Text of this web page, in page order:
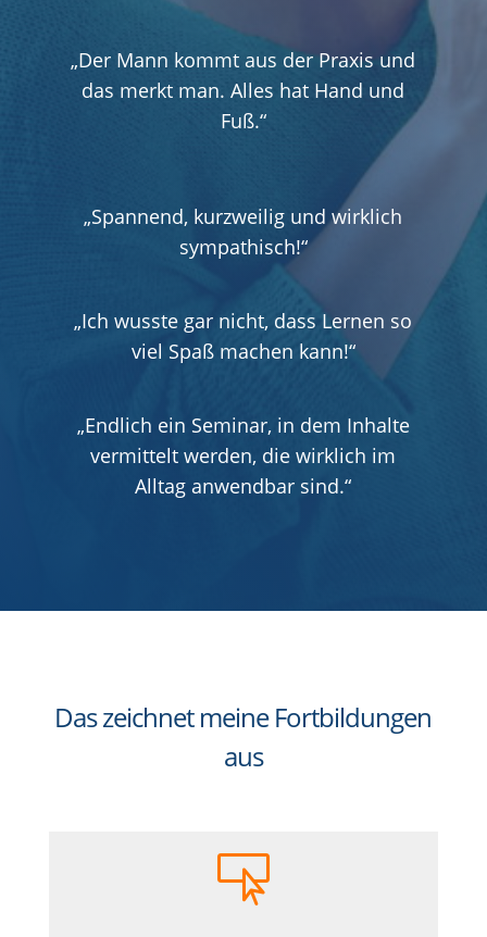
„Der Mann kommt aus der Praxis und
das merkt man. Alles hat Hand und
Fuß.“
„Spannend, kurzweilig und wirklich
sympathisch!“
„Ich wusste gar nicht, dass Lernen so
viel Spaß machen kann!“
„Endlich ein Seminar, in dem Inhalte
vermittelt werden, die wirklich im
Alltag anwendbar sind.“
Das zeichnet meine Fortbildungen
aus
